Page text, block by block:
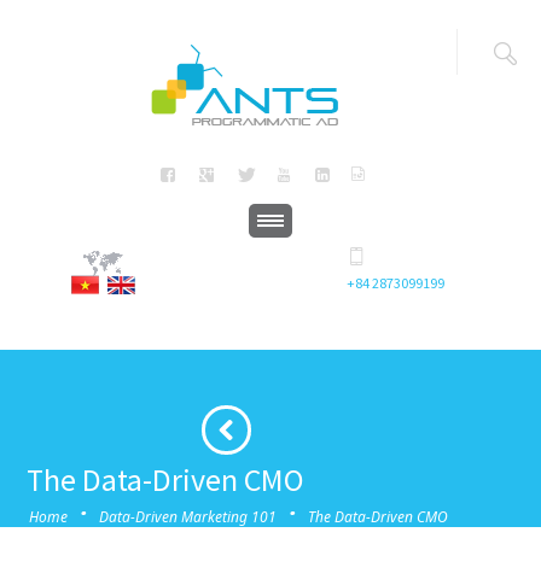
+84 2873099199
The Data-Driven CMO
Home · Data-Driven Marketing 101 · The Data-Driven CMO